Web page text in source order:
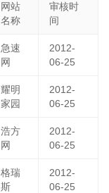
网站
名称
审核时
间
急速
网
2012-
06-25
耀明
家园
2012-
06-25
浩方
网
2012-
06-25
格瑞
斯
2012-
06-25